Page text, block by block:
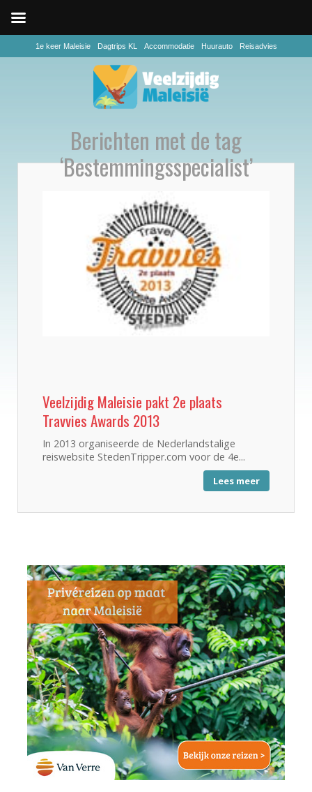
1e keer Maleisie Dagtrips KL Accommodatie Huurauto Reisadvies
Berichten met de tag
‘Bestemmingsspecialist’
Veelzijdig Maleisie pakt 2e plaats
Travvies Awards 2013
In 2013 organiseerde de Nederlandstalige
reiswebsite StedenTripper.com voor de 4e...
Lees meer